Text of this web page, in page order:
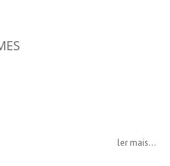
ler mais...